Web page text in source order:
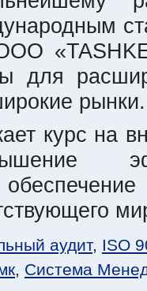
для
рынки.
курс на
аудит, ISO
, Система